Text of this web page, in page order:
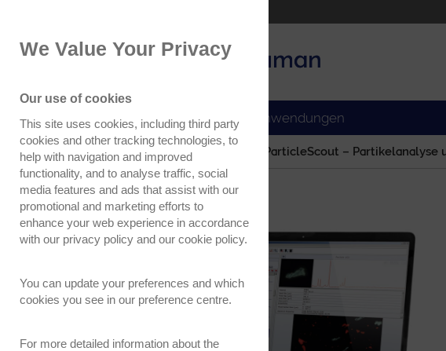
Applications
Produkte Anwendungen
Home Produkte Software ParticleScout –
We Value Your Privacy
Our use of cookies
This site uses cookies, including third party
cookies and other tracking technologies, to
help with navigation and improved
functionality, and to analyse traffic, social
media features and ads that assist with our
promotional and marketing efforts to
enhance your web experience in accordance
with our privacy policy and our cookie policy.
You can update your preferences and which
cookies you see in our preference centre.
For more detailed information about the